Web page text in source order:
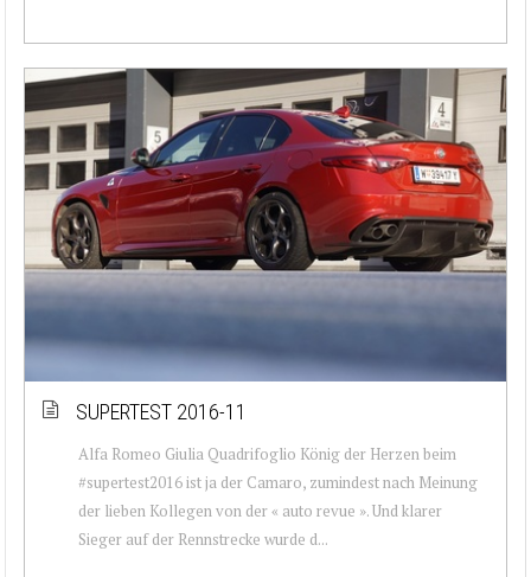
SUPERTEST 2016-11
Alfa Romeo Giulia Quadrifoglio König der Herzen beim
#supertest2016 ist ja der Camaro, zumindest nach Meinung
der lieben Kollegen von der « auto revue ». Und klarer
Sieger auf der Rennstrecke wurde d...